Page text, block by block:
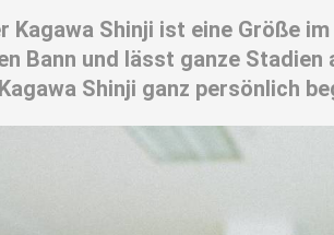
Kagawa Shinji ist eine Größe
Bann und lässt ganze
Shinji ganz persönlich